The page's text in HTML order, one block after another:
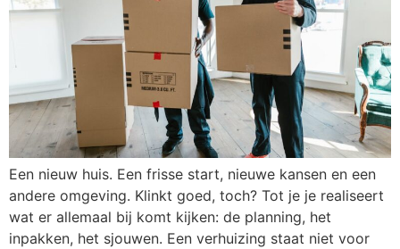
Een nieuw huis. Een frisse start, nieuwe kansen en een
andere omgeving. Klinkt goed, toch? Tot je je realiseert
wat er allemaal bij komt kijken: de planning, het
inpakken, het sjouwen. Een verhuizing staat niet voor